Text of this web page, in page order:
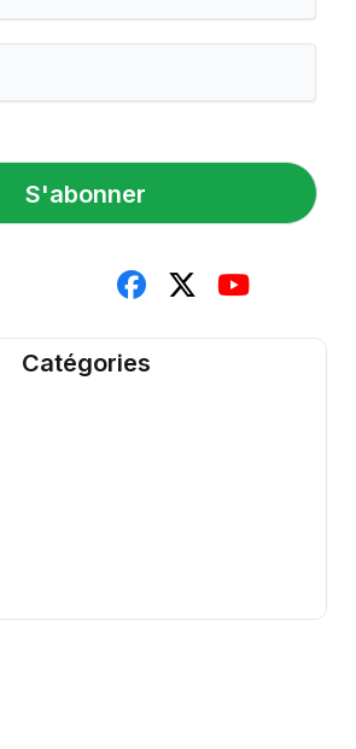
S'abonner
Catégories